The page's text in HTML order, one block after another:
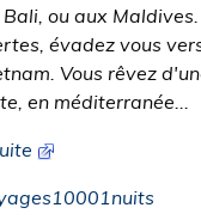
ou aux
évadez vous
Vous rêvez
en méditerranée...